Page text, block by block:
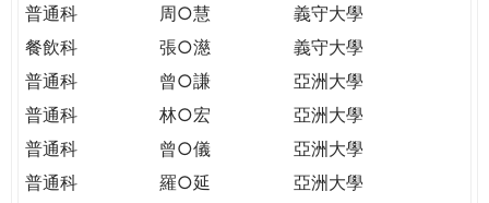
普通科
周○慧
義守大學
餐飲科
張○濨
義守大學
普通科
曾○謙
亞洲大學
普通科
林○宏
亞洲大學
普通科
曾○儀
亞洲大學
普通科
羅○延
亞洲大學